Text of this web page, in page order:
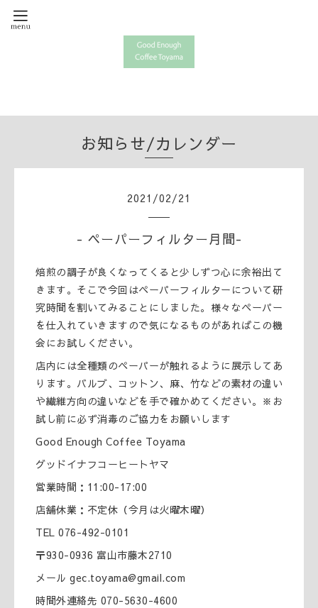
お知らせ/カレンダー
2021 /02/21
- ペーパーフィルター月間-
焙煎の調子が良くなってくると少しずつ心に余裕出て
きます。そこで今回はペーパーフィルターについて研
究時間を割いてみることにしました。様々なペーパー
を仕入れていきますので気になるものがあればこの機
会にお試しください。
店内には全種類のペーパーが触れるように展示してあ
ります。バルブ、コットン、麻、竹などの素材の違い
や繊維方向の違いなどを手で確かめてください。※お
試し前に必ず消毒のご協力をお願いします
Good Enough Coffee Toyama
グッドイナフコーヒートヤマ
営業時間：11:00-17:00
店舗休業：不定休（今月は火曜木曜）
TEL 076-492-0101
〒930-0936 富山市藤木2710
メール gec.toyama@gmail.com
時間外連絡先 070-5630-4600